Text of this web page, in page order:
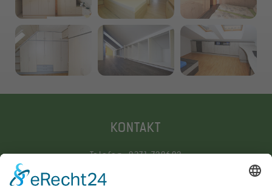
KONTAKT
Telefon: 0371 720602
Mobil: 0172 9250003